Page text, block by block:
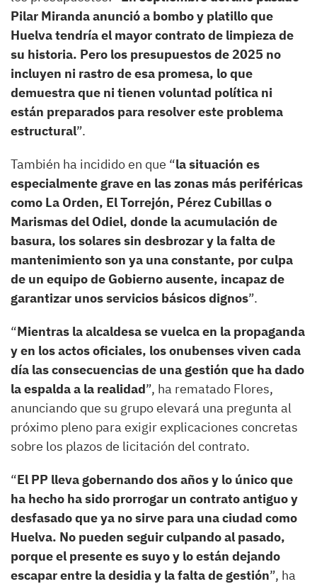
Pilar Miranda anunció a bombo y platillo que
Huelva tendría el mayor contrato de limpieza de
su historia. Pero los presupuestos de 2025 no
incluyen ni rastro de esa promesa, lo que
demuestra que ni tienen voluntad política ni
están preparados para resolver este problema
estructural”.
También ha incidido en que “la situación es
especialmente grave en las zonas más periféricas
como La Orden, El Torrejón, Pérez Cubillas o
Marismas del Odiel, donde la acumulación de
basura, los solares sin desbrozar y la falta de
mantenimiento son ya una constante, por culpa
de un equipo de Gobierno ausente, incapaz de
garantizar unos servicios básicos dignos”.
“Mientras la alcaldesa se vuelca en la propaganda
y en los actos oficiales, los onubenses viven cada
día las consecuencias de una gestión que ha dado
la espalda a la realidad”, ha rematado Flores,
anunciando que su grupo elevará una pregunta al
próximo pleno para exigir explicaciones concretas
sobre los plazos de licitación del contrato.
“El PP lleva gobernando dos años y lo único que
ha hecho ha sido prorrogar un contrato antiguo y
desfasado que ya no sirve para una ciudad como
Huelva. No pueden seguir culpando al pasado,
porque el presente es suyo y lo están dejando
escapar entre la desidia y la falta de gestión”, ha